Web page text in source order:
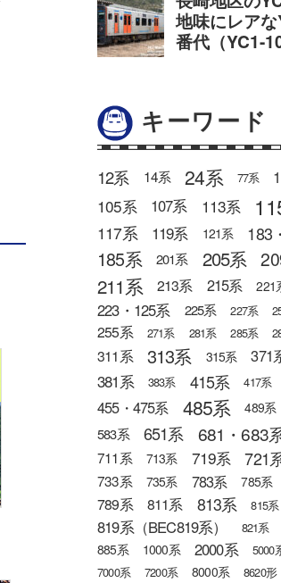
キーワード
12系 14系 24系 77系
105系 107系 113系
117系 119系 121系 183
185系 201系 205系
211系 213系 215系 221
223・125系 225系 227系
255系 271系 281系 285系
311系
313系 315系 371
381系 383系 415系 417系
455・475系 485系 489系
583系 651系 681・683
711系 713系 719系 721
733系 735系 783系 785系
789系 811系 813系 815系
819系（BEC819系） 821系
885系 1000系 2000系 5000
7000系 7200系 8000系
8620形